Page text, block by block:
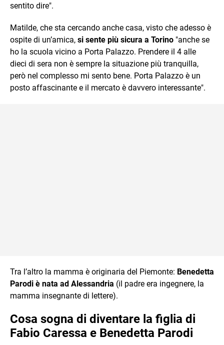
sentito dire".
Matilde, che sta cercando anche casa, visto che adesso è
ospite di un’amica, si sente più sicura a Torino "anche se
ho la scuola vicino a Porta Palazzo. Prendere il 4 alle
dieci di sera non è sempre la situazione più tranquilla,
però nel complesso mi sento bene. Porta Palazzo è un
posto affascinante e il mercato è davvero interessante".
Tra l’altro la mamma è originaria del Piemonte: Benedetta
Parodi è nata ad Alessandria (il padre era ingegnere, la
mamma insegnante di lettere).
Cosa sogna di diventare la figlia di
Fabio Caressa e Benedetta Parodi